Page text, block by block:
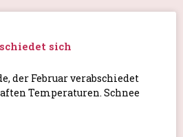
sich
der Februar verabschiedet
Temperaturen. Schnee